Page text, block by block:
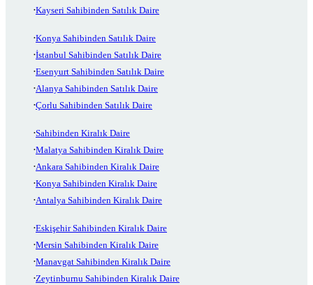
Kayseri Sahibinden Satılık Daire
Konya Sahibinden Satılık Daire
İstanbul Sahibinden Satılık Daire
Esenyurt Sahibinden Satılık Daire
Alanya Sahibinden Satılık Daire
Çorlu Sahibinden Satılık Daire
Sahibinden Kiralık Daire
Malatya Sahibinden Kiralık Daire
Ankara Sahibinden Kiralık Daire
Konya Sahibinden Kiralık Daire
Antalya Sahibinden Kiralık Daire
Eskişehir Sahibinden Kiralık Daire
Mersin Sahibinden Kiralık Daire
Manavgat Sahibinden Kiralık Daire
Zeytinburnu Sahibinden Kiralık Daire